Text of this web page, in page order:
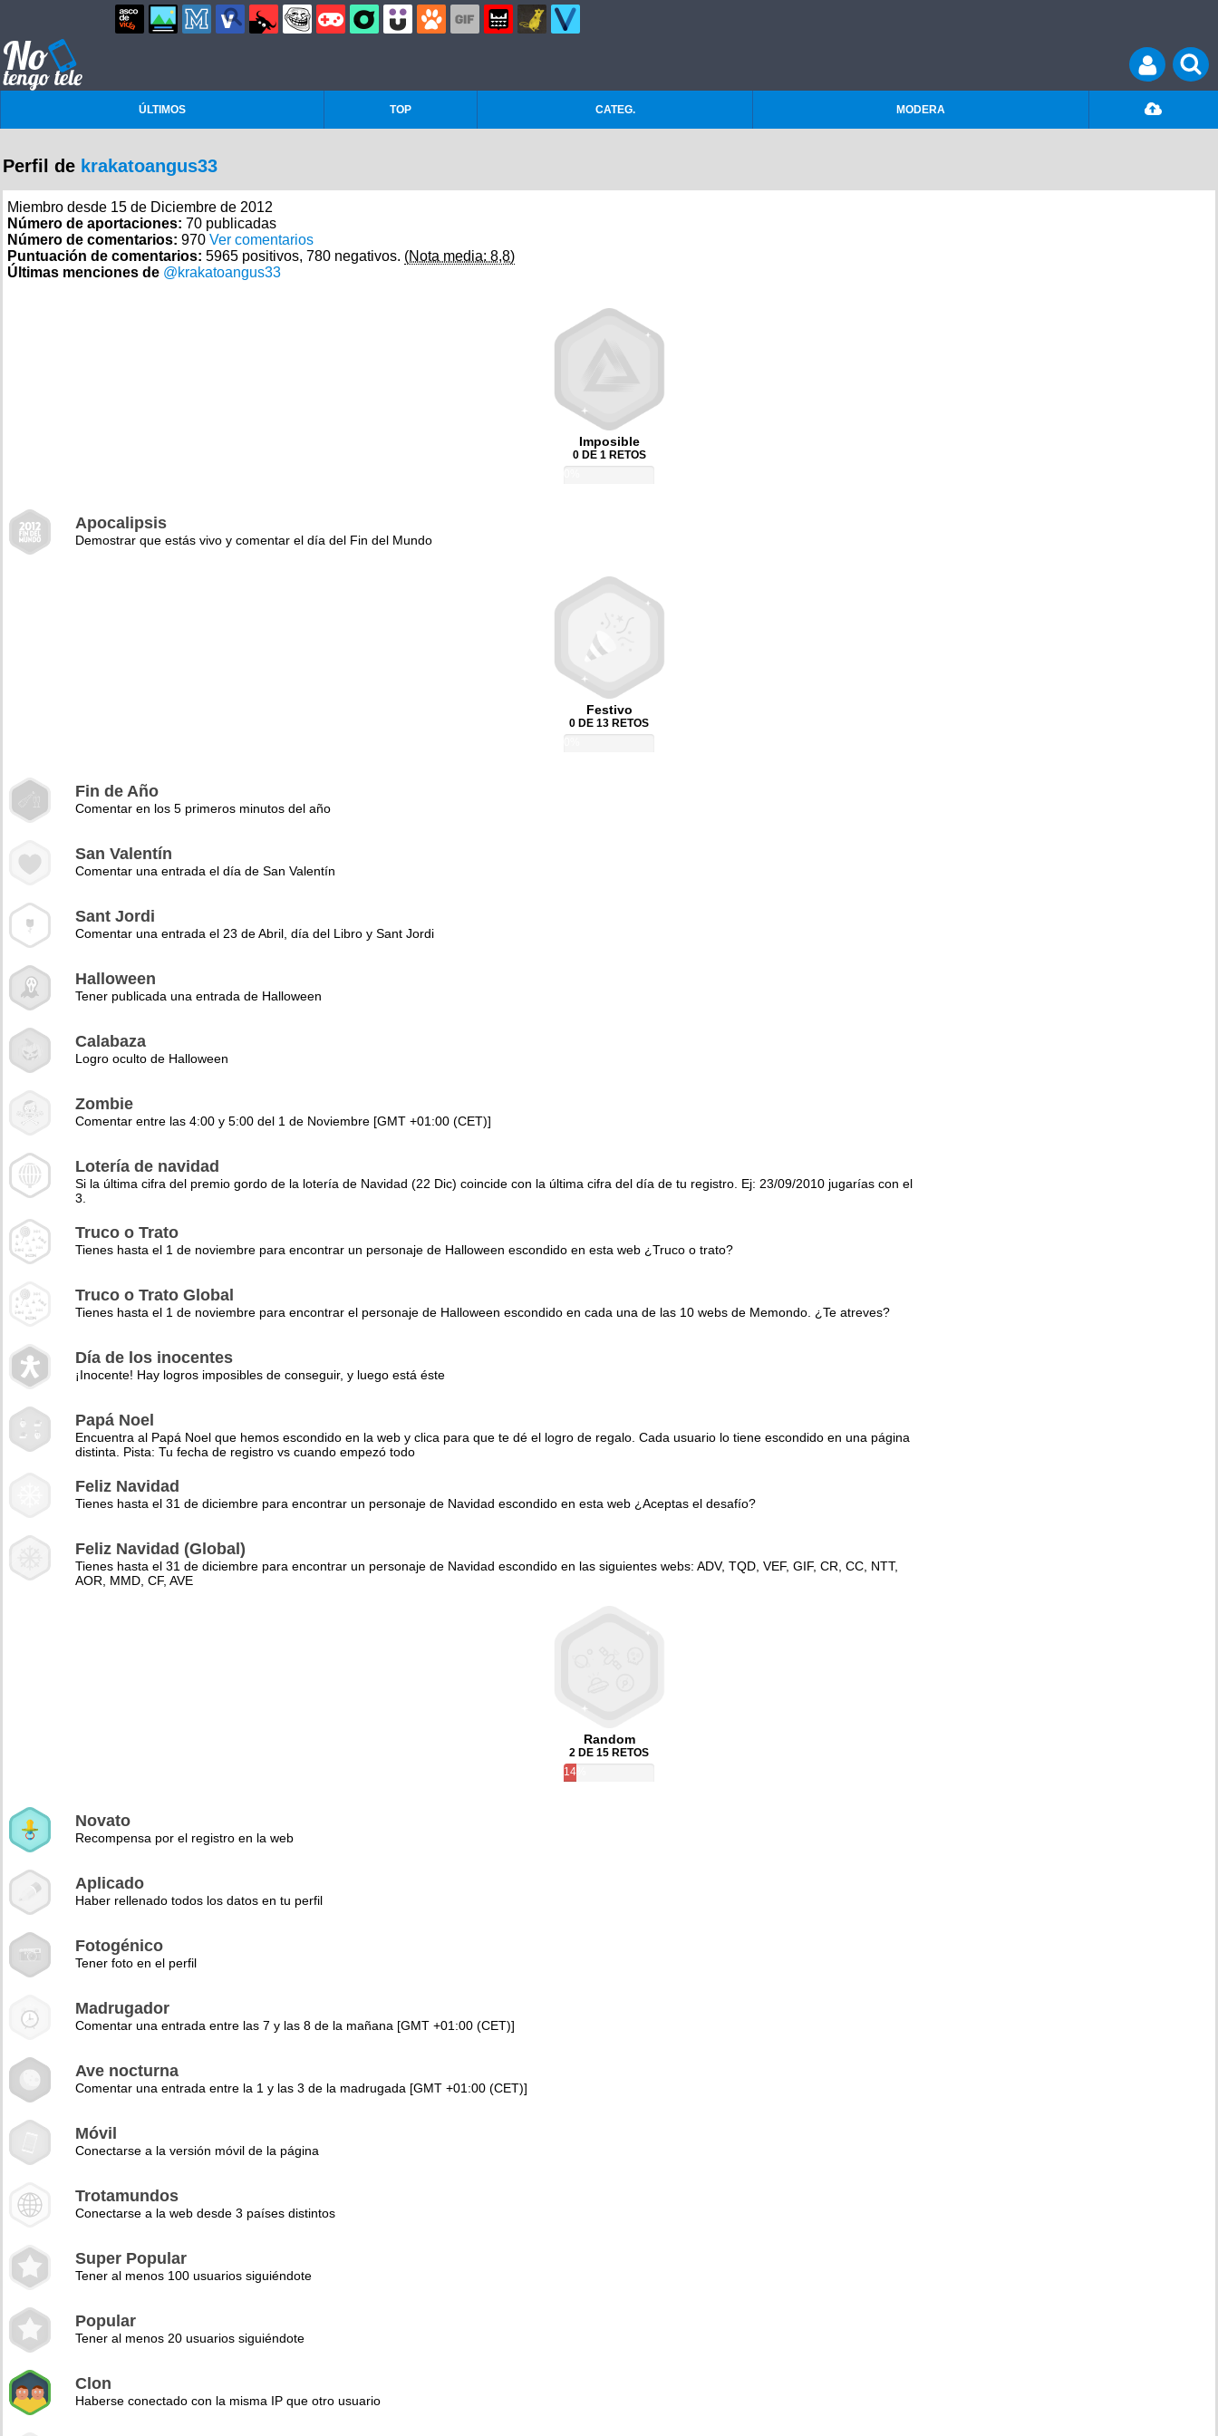
ÚLTIMOS TOP CATEG. MODERA
Perfil de krakatoangus33
Miembro desde 15 de Diciembre de 2012
Número de aportaciones: 70 publicadas
Número de comentarios: 970 Ver comentarios
Puntuación de comentarios: 5965 positivos, 780 negativos. (Nota media: 8,8)
Últimas menciones de @krakatoangus33
Imposible
0 DE 1 RETOS
Apocalipsis
Demostrar que estás vivo y comentar el día del Fin del Mundo
Festivo
0 DE 13 RETOS
Fin de Año
Comentar en los 5 primeros minutos del año
San Valentín
Comentar una entrada el día de San Valentín
Sant Jordi
Comentar una entrada el 23 de Abril, día del Libro y Sant Jordi
Halloween
Tener publicada una entrada de Halloween
Calabaza
Logro oculto de Halloween
Zombie
Comentar entre las 4:00 y 5:00 del 1 de Noviembre [GMT +01:00 (CET)]
Lotería de navidad
Si la última cifra del premio gordo de la lotería de Navidad (22 Dic) coincide con la última cifra del día de tu registro. Ej: 23/09/2010 jugarías con el
3.
Truco o Trato
Tienes hasta el 1 de noviembre para encontrar un personaje de Halloween escondido en esta web ¿Truco o trato?
Truco o Trato Global
Tienes hasta el 1 de noviembre para encontrar el personaje de Halloween escondido en cada una de las 10 webs de Memondo. ¿Te atreves?
Día de los inocentes
¡Inocente! Hay logros imposibles de conseguir, y luego está éste
Papá Noel
Encuentra al Papá Noel que hemos escondido en la web y clica para que te dé el logro de regalo. Cada usuario lo tiene escondido en una página
distinta. Pista: Tu fecha de registro vs cuando empezó todo
Feliz Navidad
Tienes hasta el 31 de diciembre para encontrar un personaje de Navidad escondido en esta web ¿Aceptas el desafío?
Feliz Navidad (Global)
Tienes hasta el 31 de diciembre para encontrar un personaje de Navidad escondido en las siguientes webs: ADV, TQD, VEF, GIF, CR, CC, NTT,
AOR, MMD, CF, AVE
Random
2 DE 15 RETOS
14%
Novato
Recompensa por el registro en la web
Aplicado
Haber rellenado todos los datos en tu perfil
Fotogénico
Tener foto en el perfil
Madrugador
Comentar una entrada entre las 7 y las 8 de la mañana [GMT +01:00 (CET)]
Ave nocturna
Comentar una entrada entre la 1 y las 3 de la madrugada [GMT +01:00 (CET)]
Móvil
Conectarse a la versión móvil de la página
Trotamundos
Conectarse a la web desde 3 países distintos
Super Popular
Tener al menos 100 usuarios siguiéndote
Popular
Tener al menos 20 usuarios siguiéndote
Clon
Haberse conectado con la misma IP que otro usuario